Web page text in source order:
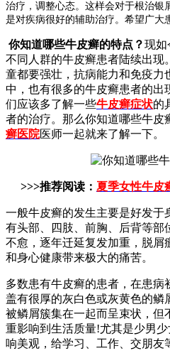
治疗，调整心态。这样会对于根治银
是对疾病很好的辅助治疗。希望广大
你知道哪些牛皮癣的特点？现如
不同人群的牛皮癣患者陆续出现
童都要强壮，抗病能力和免疫力
中，也有很多的牛皮癣患者的出
们应该多了解一些牛皮癣症状的
者的治疗。那么你知道哪些牛皮
癣医院医师一起就来了解一下。
>>>推荐阅读： 夏季女性牛皮
一般牛皮癣的发生主要是好发于
有头部、四肢、前胸、后背等部
不愈，逐年迁延复发加重，脱屑
和身心健康带来极大的痛苦。
多数患有牛皮癣的患者，在患病
盖有很厚的灰白色或灰黄色的鳞
被鳞屑簇集在一起而呈束状，但
重影响到生活质量!尤其是少男
响美观，给学习、工作、交朋友